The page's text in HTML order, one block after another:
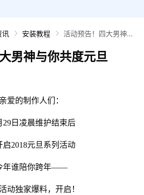
讯 安装教程
活动预告！四大男神与
男神与你共度元旦
亲爱的制作人们：
29日凌晨维护结束后
启2018元旦系列活动
年谁陪你跨年——
动独家爆料，开启！